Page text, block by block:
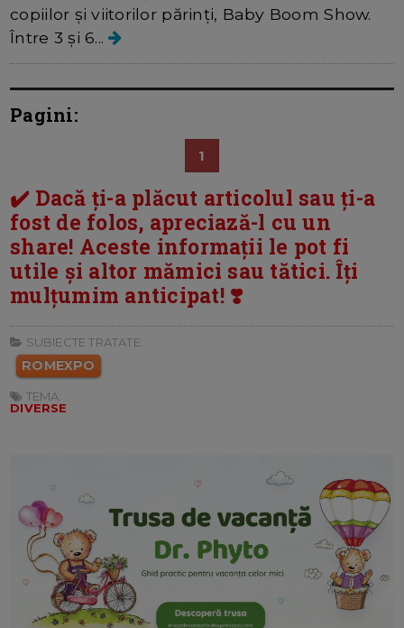
copiilor şi viitorilor părinți, Baby Boom Show.
Între 3 şi 6...
Pagini:
1
✔️ Dacă ți-a plăcut articolul sau ți-a
fost de folos, apreciază-l cu un
share! Aceste informații le pot fi
utile și altor mămici sau tătici. Îți
mulțumim anticipat! ❣️
SUBIECTE TRATATE:
ROMEXPO
TEMA:
DIVERSE